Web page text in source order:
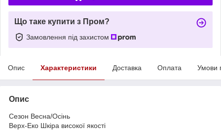
Що таке купити з Пром?
Замовлення під захистом
Опис Характеристики Доставка Оплата Умови
Опис
Сезон Весна/Осінь
Верх-Еко Шкіра високої якості